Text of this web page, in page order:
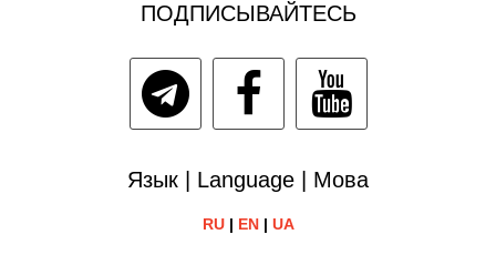
ПОДПИСЫВАЙТЕСЬ
Язык | Language | Мова
RU| EN| UA